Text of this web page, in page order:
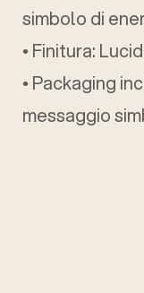
simbolo di
• Finitura:
• Packaging
messaggio